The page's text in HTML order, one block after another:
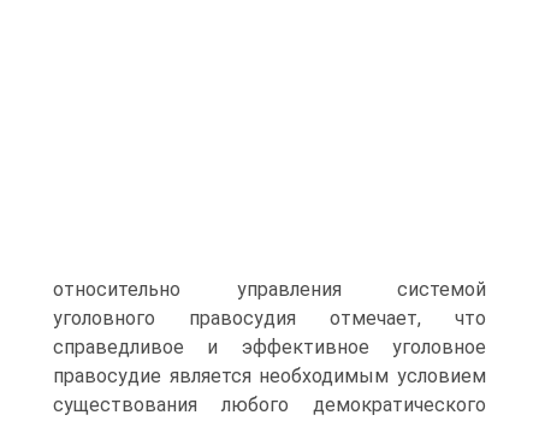
относительно управления системой
уголовного правосудия отмечает, что
справедливое и эффективное уголовное
правосудие является необходимым условием
существования любого демократического